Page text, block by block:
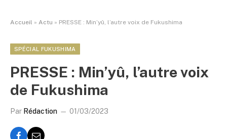
Accueil » Actu » PRESSE : Min’yû, l’autre voix de Fukushima
SPÉCIAL FUKUSHIMA
PRESSE : Min’yû, l’autre voix
de Fukushima
Par Rédaction 01/03/2023